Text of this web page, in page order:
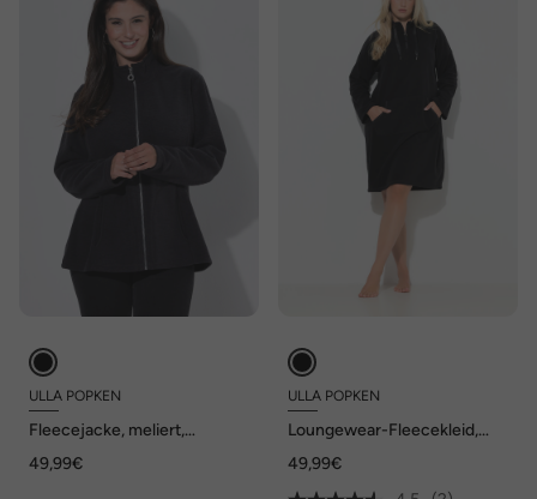
ULLA POPKEN
Fleecejacke, meliert,
49,99€
ULLA POPKEN
Loungewear-Fleecekleid,
49,99€